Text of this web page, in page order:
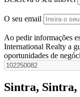
O seu email
Ao pedir informações
International Realty a
oportunidades de
Sintra, Sintra,